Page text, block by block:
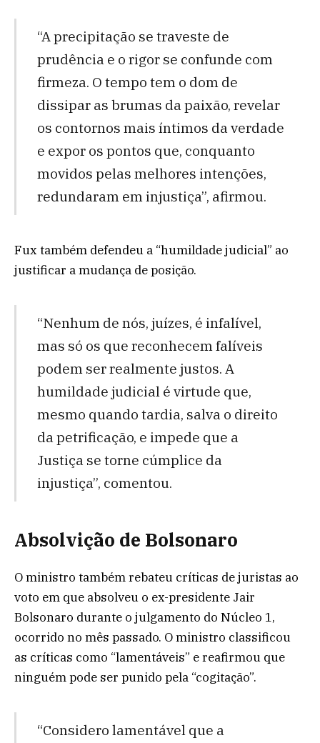
“A precipitação se traveste de
prudência e o rigor se confunde com
firmeza. O tempo tem o dom de
dissipar as brumas da paixão, revelar
os contornos mais íntimos da verdade
e expor os pontos que, conquanto
movidos pelas melhores intenções,
redundaram em injustiça”, afirmou.
Fux também defendeu a “humildade judicial” ao
justificar a mudança de posição.
“Nenhum de nós, juízes, é infalível,
mas só os que reconhecem falíveis
podem ser realmente justos. A
humildade judicial é virtude que,
mesmo quando tardia, salva o direito
da petrificação, e impede que a
Justiça se torne cúmplice da
injustiça”, comentou.
Absolvição de Bolsonaro
O ministro também rebateu críticas de juristas ao
voto em que absolveu o ex-presidente Jair
Bolsonaro durante o julgamento do Núcleo 1,
ocorrido no mês passado. O ministro classificou
as críticas como “lamentáveis” e reafirmou que
ninguém pode ser punido pela “cogitação”.
“Considero lamentável que a